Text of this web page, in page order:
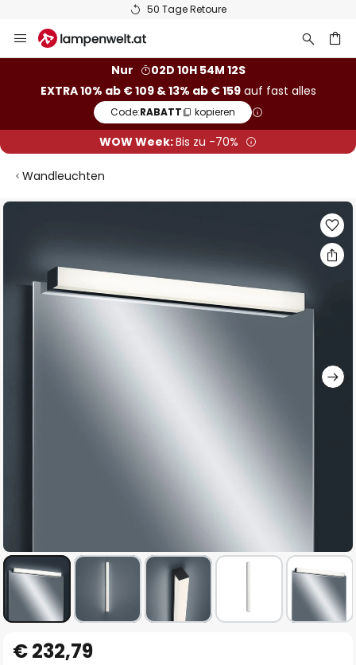
50 Tage Retoure
Inhalt
Nur
02D 10H 54M 11S
EXTRA 10% ab € 109 & 13% ab € 159auf fast alles
Code:RABATT kopieren
WOW Week:Bis zu -70%
Wandleuchten
Zum
Bildgalerie
springen
Anfang
€ 232,79